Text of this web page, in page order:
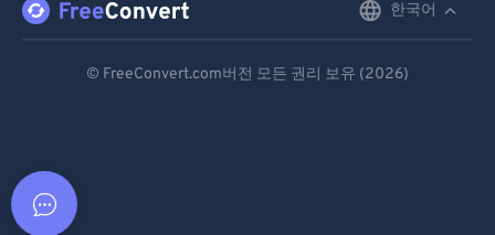
한국어
© FreeConvert.com버전 모든 권리 보유 (2026)